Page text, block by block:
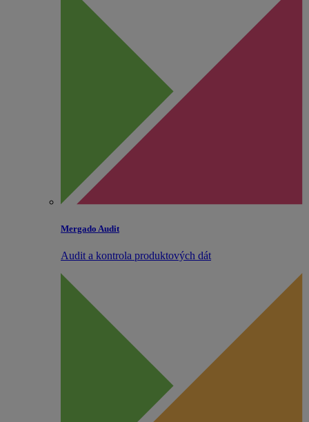
Mergado Audit
Audit a kontrola produktových dát